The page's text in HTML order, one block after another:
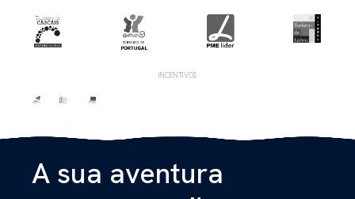
INCENTIVOS
A sua aventura